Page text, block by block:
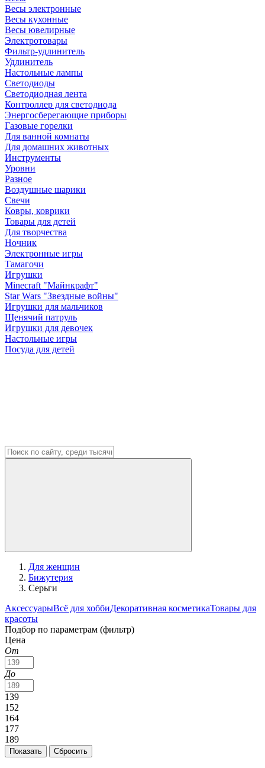
Весы электронные
Весы кухонные
Весы ювелирные
Электротовары
Фильтр-удлинитель
Удлинитель
Настольные лампы
Светодиоды
Светодиодная лента
Контроллер для светодиода
Энергосберегающие приборы
Газовые горелки
Для ванной комнаты
Для домашних животных
Инструменты
Уровни
Разное
Воздушные шарики
Свечи
Ковры, коврики
Товары для детей
Для творчества
Ночник
Электронные игры
Тамагочи
Игрушки
Minecraft "Майнкрафт"
Star Wars "Звездные войны"
Игрушки для мальчиков
Щенячий патруль
Игрушки для девочек
Настольные игры
Посуда для детей
Для женщин
Бижутерия
Серьги
АксессуарыВсё для хоббиДекоративная косметикаТовары для
красоты
Подбор по параметрам (фильтр)
Цена
От
До
139
152
164
177
189